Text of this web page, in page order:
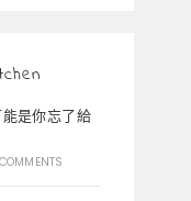
是你忘了給